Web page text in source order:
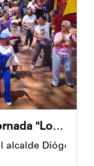
Adultos mayores disfrutaron de la jornada "Los abuelos ríen, Venezuela ríe"
alcalde